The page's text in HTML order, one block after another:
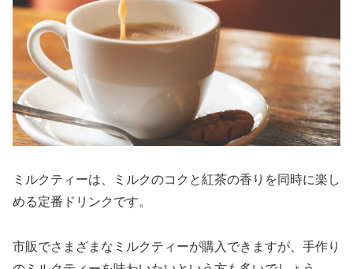
ミルクティーは、ミルクのコクと紅茶の香りを同時に楽し
める定番ドリンクです。
市販でさまざまなミルクティーが購入できますが、手作り